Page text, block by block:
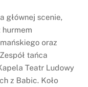
głównej scenie,
oraz
tańca
Teatr Ludowy
z Babic. Koło